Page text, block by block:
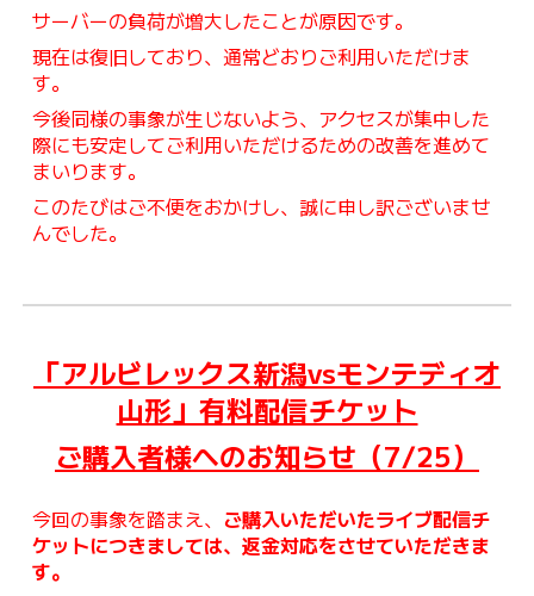
サーバーの負荷が増大したことが原因です。
現在は復旧しており、通常どおりご利用いただけま
す。
今後同様の事象が生じないよう、アクセスが集中した
際にも安定してご利用いただけるための改善を進めて
まいります。
このたびはご不便をおかけし、誠に申し訳ございませ
んでした。
「アルビレックス新潟vsモンテディオ
山形」有料配信チケット
ご購入者様へのお知らせ（7/25）
今回の事象を踏まえ、 ご購入いただいたライブ配信チ
ケットにつきましては、返金対応をさせていただきま
す。